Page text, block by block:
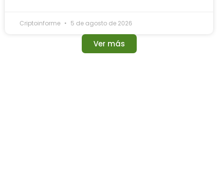
Criptoinforme 5 de agosto de 2026
Ver más